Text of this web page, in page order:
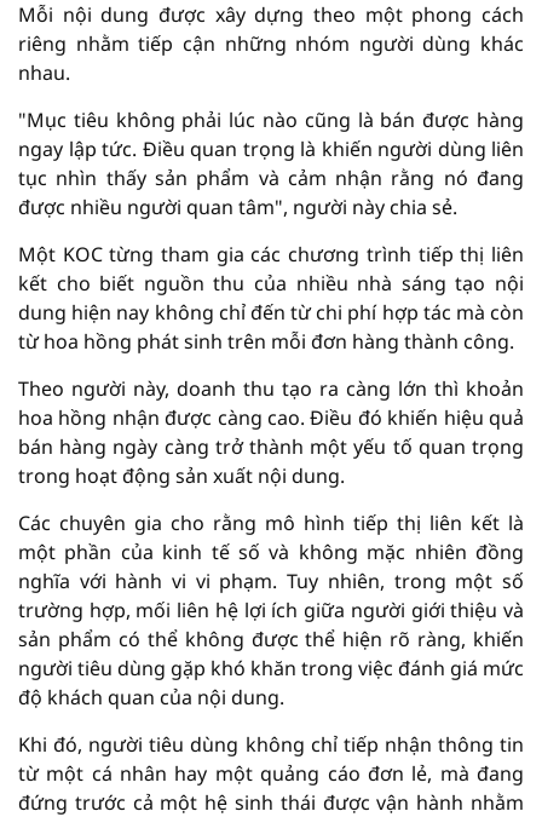
Mỗi nội dung được xây dựng theo một phong cách
riêng nhằm tiếp cận những nhóm người dùng khác
nhau.
"Mục tiêu không phải lúc nào cũng là bán được hàng
ngay lập tức. Điều quan trọng là khiến người dùng liên
tục nhìn thấy sản phẩm và cảm nhận rằng nó đang
được nhiều người quan tâm", người này chia sẻ.
Một KOC từng tham gia các chương trình tiếp thị liên
kết cho biết nguồn thu của nhiều nhà sáng tạo nội
dung hiện nay không chỉ đến từ chi phí hợp tác mà còn
từ hoa hồng phát sinh trên mỗi đơn hàng thành công.
Theo người này, doanh thu tạo ra càng lớn thì khoản
hoa hồng nhận được càng cao. Điều đó khiến hiệu quả
bán hàng ngày càng trở thành một yếu tố quan trọng
trong hoạt động sản xuất nội dung.
Các chuyên gia cho rằng mô hình tiếp thị liên kết là
một phần của kinh tế số và không mặc nhiên đồng
nghĩa với hành vi vi phạm. Tuy nhiên, trong một số
trường hợp, mối liên hệ lợi ích giữa người giới thiệu và
sản phẩm có thể không được thể hiện rõ ràng, khiến
người tiêu dùng gặp khó khăn trong việc đánh giá mức
độ khách quan của nội dung.
Khi đó, người tiêu dùng không chỉ tiếp nhận thông tin
từ một cá nhân hay một quảng cáo đơn lẻ, mà đang
đứng trước cả một hệ sinh thái được vận hành nhằm